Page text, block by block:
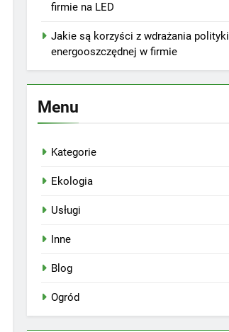
firmie na LED
Jakie są korzyści z wdrażania polityki
energooszczędnej w firmie
Menu
Kategorie
Ekologia
Usługi
Inne
Blog
Ogród